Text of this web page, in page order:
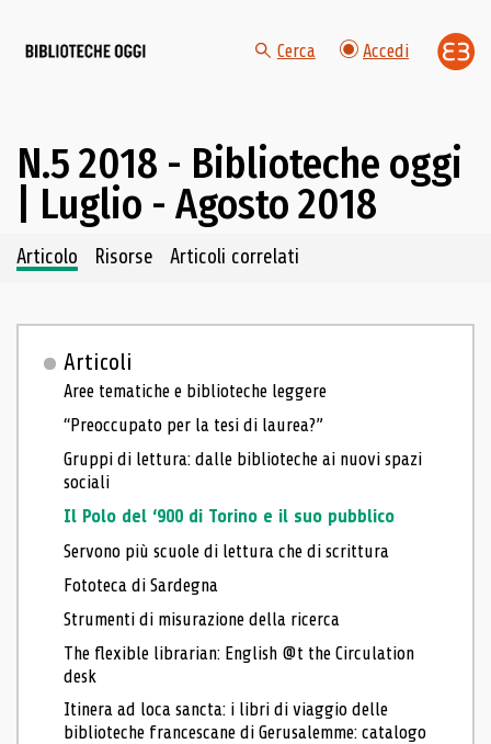
Cerca Accedi
N.5 2018 - Biblioteche oggi
| Luglio - Agosto 2018
Navigazione dei contenuti del fascicolo
Articolo Risorse Articoli correlati
Articoli
Aree tematiche e biblioteche leggere
“Preoccupato per la tesi di laurea?”
Gruppi di lettura: dalle biblioteche ai nuovi spazi
sociali
Il Polo del ‘900 di Torino e il suo pubblico
Servono più scuole di lettura che di scrittura
Fototeca di Sardegna
Strumenti di misurazione della ricerca
The flexible librarian: English @t the Circulation
desk
Itinera ad loca sancta: i libri di viaggio delle
biblioteche francescane di Gerusalemme: catalogo